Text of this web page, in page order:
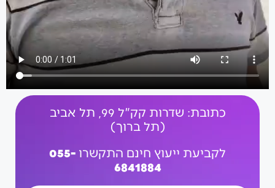
כתובת: שדרות קק"ל 99, תל אביב
(תל ברוך)
לקביעת ייעוץ חינם התקשרו 055-
6841884